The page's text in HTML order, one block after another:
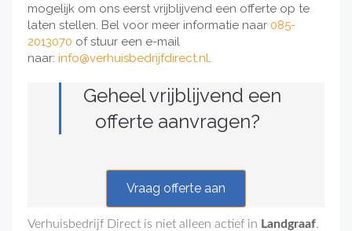
mogelijk om ons eerst vrijblijvend een offerte op te
laten stellen. Bel voor meer informatie naar 085-
2013070 of stuur een e-mail
naar: info@verhuisbedrijfdirect.nl.
Geheel vrijblijvend een
offerte aanvragen?
Vraag offerte aan
Verhuisbedrijf Direct is niet alleen actief in Landgraaf.